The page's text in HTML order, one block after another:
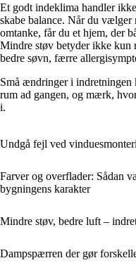
Et godt indeklima handler
skabe balance. Når du vælger
omtanke, får du et hjem, der
Mindre støv betyder ikke kun
bedre søvn, færre
Små ændringer i indretningen
rum ad gangen, og mærk,
i.
Undgå fejl ved
Farver og overflader: Sådan
bygningens karakter
Mindre støv, bedre luft –
Dampspærren der gør